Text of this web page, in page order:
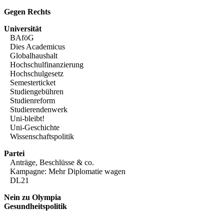
Gegen Rechts
Universität
BAföG
Dies Academicus
Globalhaushalt
Hochschulfinanzierung
Hochschulgesetz
Semesterticket
Studiengebühren
Studienreform
Studierendenwerk
Uni-bleibt!
Uni-Geschichte
Wissenschaftspolitik
Partei
Anträge, Beschlüsse & co.
Kampagne: Mehr Diplomatie wagen
DL21
Nein zu Olympia
Gesundheitspolitik